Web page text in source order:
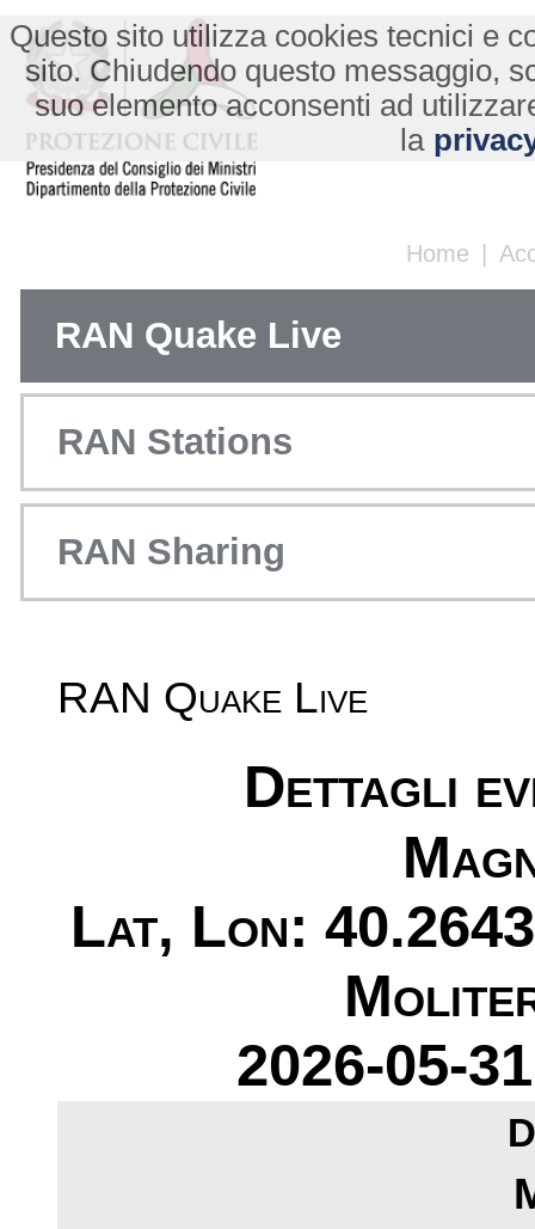
Home |
Questo sito utilizza cookies tecnici e
sito. Chiudendo questo messaggio,
suo elemento acconsenti ad
la
RAN Quake Live
RAN Stations
RAN Sharing
RAN Quake Live
Dettagli
Lat, Lon:
2026-05-